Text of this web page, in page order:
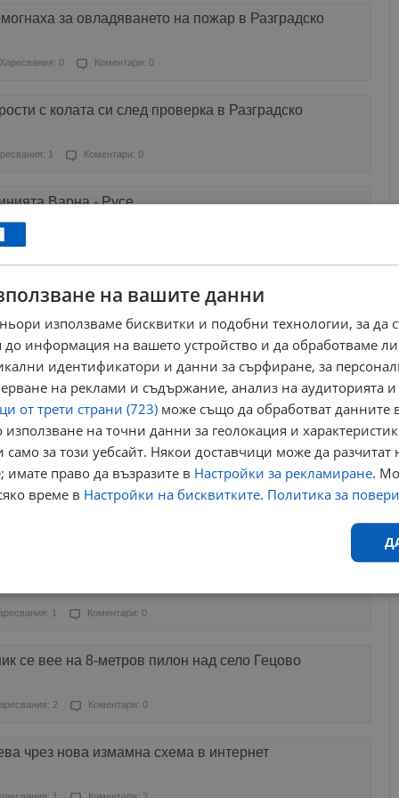
за овладяването на пожар в Разградско
Харесвания: 0 Коментари: 0
с колата си след проверка в Разградско
1 Коментари: 0
Варна - Русе
3
внука си в Разградско
Харесвания: 0
0 Коментари: 1
изкара пет села на протест в Разградско
1 Коментари: 0
се вее на 8-метров пилон над село Гецово
2 Коментари: 0
чрез нова измамна схема в интернет
на вашите данни
използваме бисквитки и подобни технологии, за да
до информация на вашето устройство и да обработваме
идентификатори и данни за сърфиране, за
на реклами и съдържание, анализ на аудиторията
от трети страни (723) може също да обработват данните
на точни данни за геолокация и
за този уебсайт. Някои доставчици може да разчитат
имате право да възразите в Настройки за рекламиране.
време в Настройки на бисквитките. Политика за
Ефективност Таргетиране Функционалност